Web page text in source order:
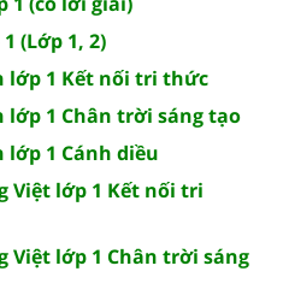
(Lớp 1, 2)
lớp 1 Kết nối tri thức
lớp 1 Chân trời sáng tạo
1 Cánh diều
Việt lớp 1 Kết nối tri
Việt lớp 1 Chân trời sáng